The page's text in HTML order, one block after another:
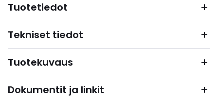
Tuotetiedot
Tekniset tiedot
Tuotekuvaus
Dokumentit ja linkit